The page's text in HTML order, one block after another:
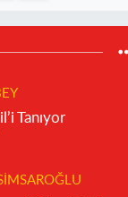
Tanıyor